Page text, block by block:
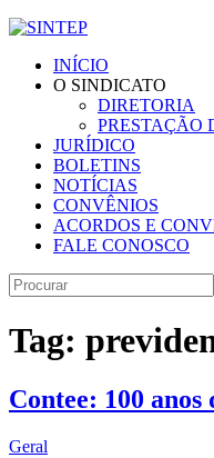
INÍCIO
O SINDICATO
DIRETORIA
PRESTAÇÃO
JURÍDICO
BOLETINS
NOTÍCIAS
CONVÊNIOS
ACORDOS E
FALE CONOSCO
Tag:
Contee: 100
Geral